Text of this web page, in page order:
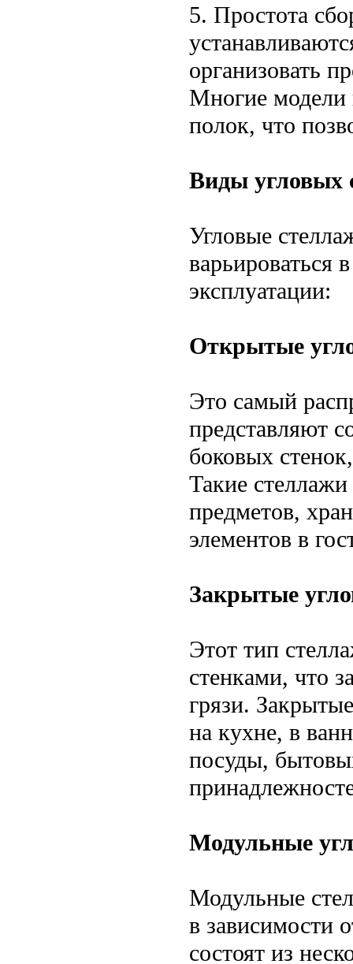
5. Простота
организовать
Многие модели
полок, что
Виды угловых
Угловые
варьироваться
эксплуатации:
Открытые
Это самый
представляют
боковых
Такие
предметов,
элементов в
Закрытые
Этот тип
стенками, что
грязи.
на кухне, в
посуды,
Модульные
Модульные
в зависимости
состоят из